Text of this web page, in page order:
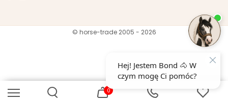
0
© horse-trade 2005 - 2026